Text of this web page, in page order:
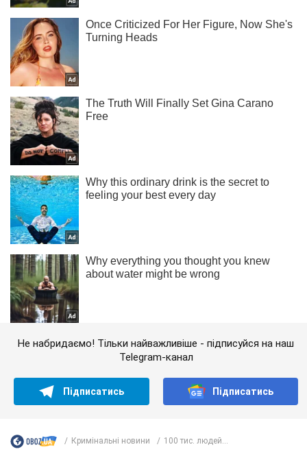
Не набридаємо! Тільки найважливіше - підписуйся на наш
Telegram-канал
Підписатись Підписатись
Кримінальні новини 100 тис. людей...